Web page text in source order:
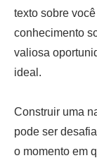
texto sobre
conhecimento
valiosa
ideal.
Construir uma
pode ser
o momento em